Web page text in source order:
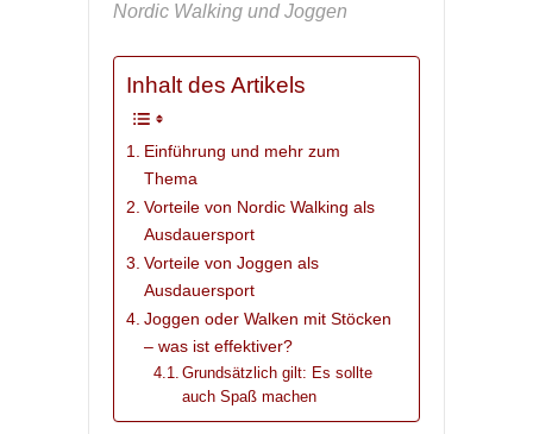
Nordic Walking und Joggen
Inhalt des Artikels
Einführung und mehr zum
Thema
Vorteile von Nordic Walking als
Ausdauersport
Vorteile von Joggen als
Ausdauersport
Joggen oder Walken mit Stöcken
– was ist effektiver?
Grundsätzlich gilt: Es sollte
auch Spaß machen